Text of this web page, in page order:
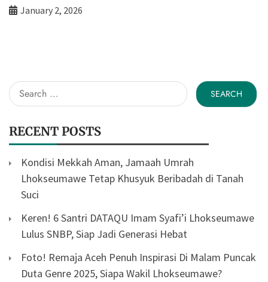
January 2, 2026
Search
for:
RECENT POSTS
Kondisi Mekkah Aman, Jamaah Umrah
Lhokseumawe Tetap Khusyuk Beribadah di Tanah
Suci
Keren! 6 Santri DATAQU Imam Syafi’i Lhokseumawe
Lulus SNBP, Siap Jadi Generasi Hebat
Foto! Remaja Aceh Penuh Inspirasi Di Malam Puncak
Duta Genre 2025, Siapa Wakil Lhokseumawe?